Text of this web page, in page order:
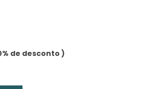
de desconto )